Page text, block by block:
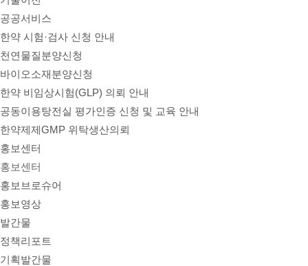
공공서비스
한약 시험·검사 신청 안내
천연물질분양신청
바이오소재분양신청
한약 비임상시험(GLP) 의뢰 안내
공동이용탕전실 평가인증 신청 및 교육 안내
한약제제GMP 위탁생산의뢰
홍보센터
홍보센터
홍보브로슈어
홍보영상
발간물
정책리포트
기획발간물